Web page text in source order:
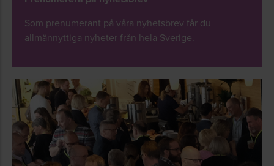
Som prenumerant på våra nyhetsbrev får du
allmännyttiga nyheter från hela Sverige.